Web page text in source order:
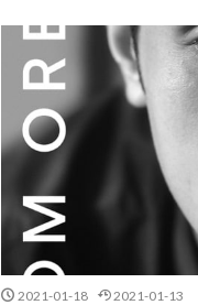
2021-01-18 2021-01-13